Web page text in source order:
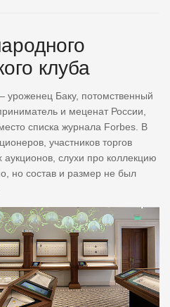
клуба
уроженец Баку, потомственный
и меценат России,
списка журнала Forbes. В
участников торгов
аукционов, слухи про коллекцию
но состав и размер не был